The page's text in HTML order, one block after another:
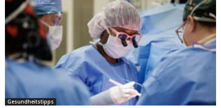
Gesundheitstipps